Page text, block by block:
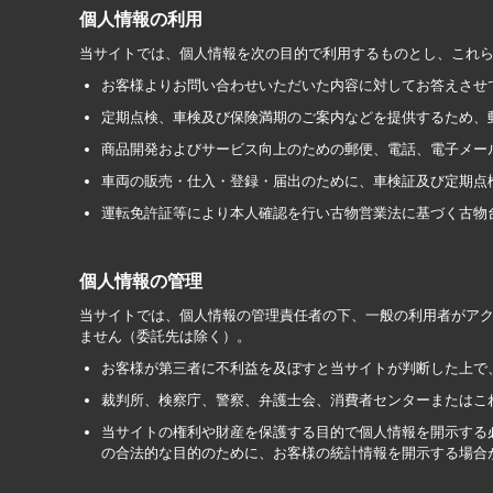
個人情報の利用
当サイトでは、個人情報を次の目的で利用するものとし、これ
お客様よりお問い合わせいただいた内容に対してお答えさせ
定期点検、車検及び保険満期のご案内などを提供するため
商品開発およびサービス向上のための郵便、電話、電子メ
車両の販売・仕入・登録・届出のために、車検証及び定期
運転免許証等により本人確認を行い古物営業法に基づく古
個人情報の管理
当サイトでは、個人情報の管理責任者の下、一般の利用者がア
ません（委託先は除く）。
お客様が第三者に不利益を及ぼすと当サイトが判断した上
裁判所、検察庁、警察、弁護士会、消費者センターまたは
当サイトの権利や財産を保護する目的で個人情報を開示す
の合法的な目的のために、お客様の統計情報を開示する場